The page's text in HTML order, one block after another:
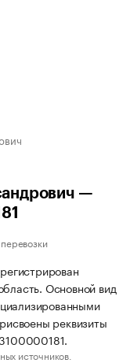
—
Основной вид
реквизиты
источников.